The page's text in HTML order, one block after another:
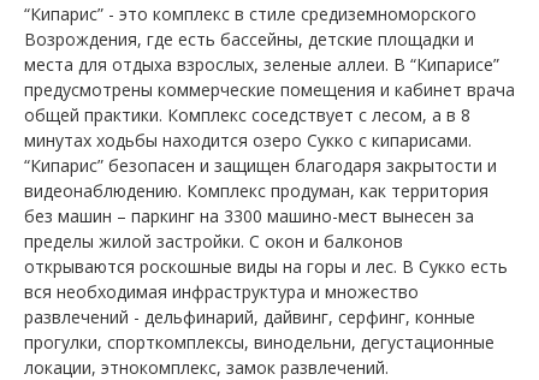
“Кипарис” - это комплекс в стиле средиземноморского
Возрождения, где есть бассейны, детские площадки и
места для отдыха взрослых, зеленые аллеи. В “Кипарисе”
предусмотрены коммерческие помещения и кабинет врача
общей практики. Комплекс соседствует с лесом, а в 8
минутах ходьбы находится озеро Сукко с кипарисами.
“Кипарис” безопасен и защищен благодаря закрытости и
видеонаблюдению. Комплекс продуман, как территория
без машин – паркинг на 3300 машино-мест вынесен за
пределы жилой застройки. С окон и балконов
открываются роскошные виды на горы и лес. В Сукко есть
вся необходимая инфраструктура и множество
развлечений - дельфинарий, дайвинг, серфинг, конные
прогулки, спорткомплексы, винодельни, дегустационные
локации, этнокомплекс, замок развлечений.